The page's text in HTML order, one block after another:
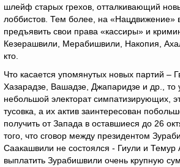
шлейф старых грехов, отталкивающий
лоббистов. Тем более, на «Нацдвижение»
предъявить свои права «кассиры» и
Кезерашвили, Мерабишвили, Накопия,
кто.
Что касается упомянутых новых партий –
Хазарадзе, Вашадзе, Джапаридзе и др., то
небольшой электорат симпатизирующих,
тусовка, а их актив заинтересован
получить от Запада в оставшиеся до 26
того, что сговор между президентом
Саакашвили не состоялся - Гиули и Темур
выплатить Зурабишвили очень крупную